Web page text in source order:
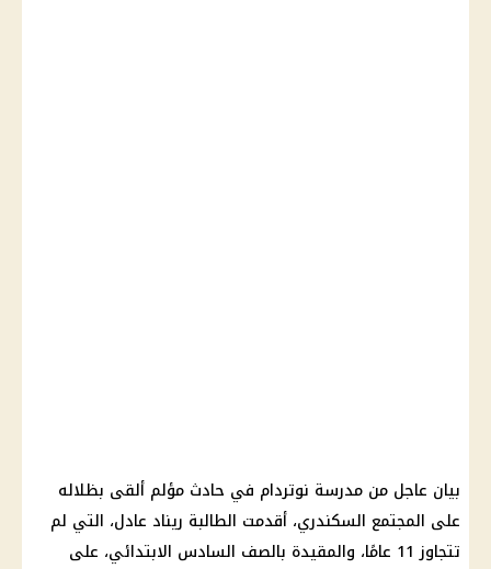
بيان عاجل من مدرسة نوتردام في حادث مؤلم ألقى بظلاله
على المجتمع السكندري، أقدمت الطالبة ريناد عادل، التي لم
تتجاوز 11 عامًا، والمقيدة بالصف السادس الابتدائي، على